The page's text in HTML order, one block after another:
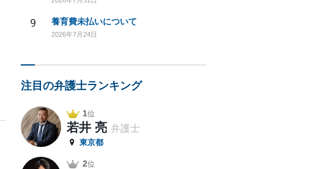
9 養育費未払いについて
2026年7月24日
注目の弁護士ランキング
1位
若井 亮 弁護士
東京都
2位